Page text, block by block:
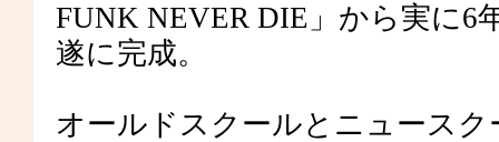
FUNK NEVER DIE」から実に6
遂に完成。
オールドスクールとニュース